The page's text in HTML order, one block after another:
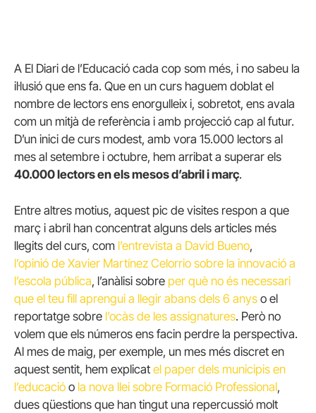
A El Diari de l’Educació cada cop som més, i no sabeu la
il·lusió que ens fa. Que en un curs haguem doblat el
nombre de lectors ens enorgulleix i, sobretot, ens avala
com un mitjà de referència i amb projecció cap al futur.
D’un inici de curs modest, amb vora 15.000 lectors al
mes al setembre i octubre, hem arribat a superar els
40.000 lectors en els mesos d’abril i març.
Entre altres motius, aquest pic de visites respon a que
març i abril han concentrat alguns dels articles més
llegits del curs, com l’entrevista a David Bueno,
l’opinió de Xavier Martínez Celorrio sobre la innovació a
l’escola pública, l’anàlisi sobre per què no és necessari
que el teu fill aprengui a llegir abans dels 6 anys o el
reportatge sobre l’ocàs de les assignatures. Però no
volem que els números ens facin perdre la perspectiva.
Al mes de maig, per exemple, un mes més discret en
aquest sentit, hem explicat el paper dels municipis en
l’educació o la nova llei sobre Formació Professional,
dues qüestions que han tingut una repercussió molt